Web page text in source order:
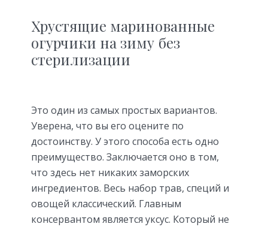
Хрустящие маринованные
огурчики на зиму без
стерилизации
Это один из самых простых вариантов.
Уверена, что вы его оцените по
достоинству. У этого способа есть одно
преимущество. Заключается оно в том,
что здесь нет никаких заморских
ингредиентов. Весь набор трав, специй и
овощей классический. Главным
консервантом является уксус. Который не